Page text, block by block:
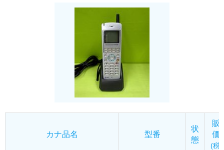
カナ品名 型番
状
態
販
価
(税